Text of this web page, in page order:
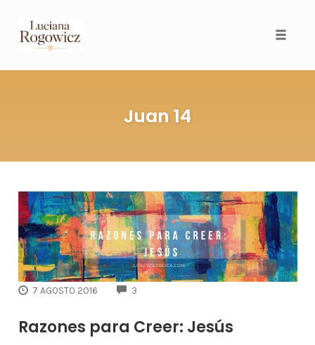
Juan 14
7 AGOSTO 2016 3
Razones para Creer: Jesús